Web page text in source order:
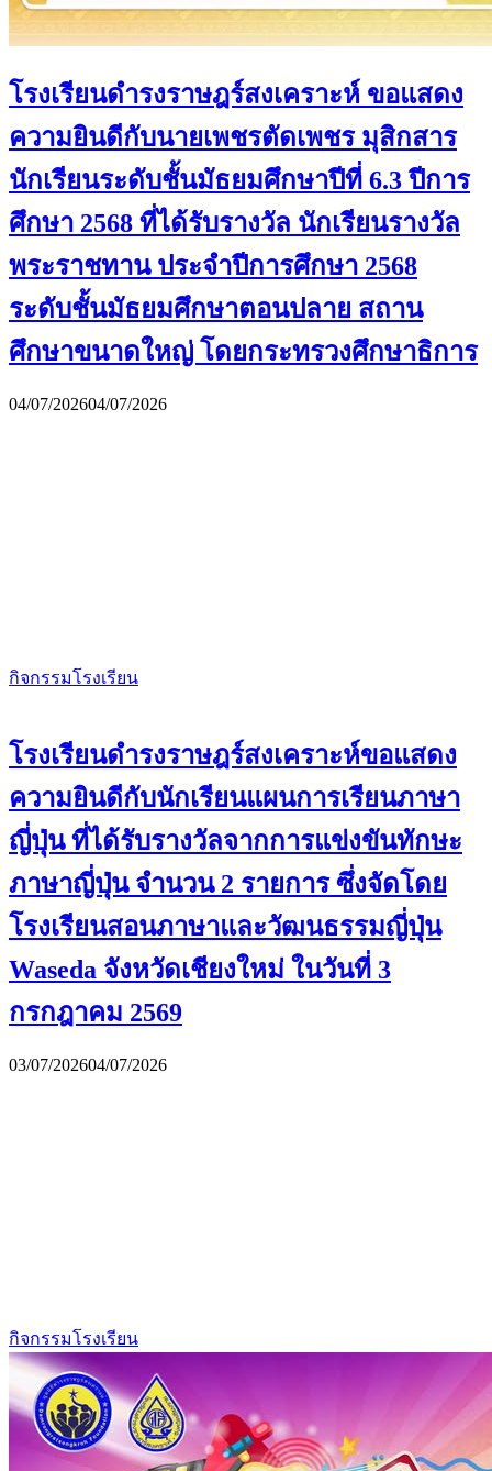
โรงเรียนดำรงราษฎร์สงเคราะห์ ขอแสดง
ความยินดีกับนายเพชรตัดเพชร มุสิกสาร
นักเรียนระดับชั้นมัธยมศึกษาปีที่ 6.3 ปีการ
ศึกษา 2568 ที่ได้รับรางวัล นักเรียนรางวัล
พระราชทาน ประจำปีการศึกษา 2568
ระดับชั้นมัธยมศึกษาตอนปลาย สถาน
ศึกษาขนาดใหญ่ โดยกระทรวงศึกษาธิการ
04/07/202604/07/2026
กิจกรรมโรงเรียน
โรงเรียนดำรงราษฎร์สงเคราะห์ขอแสดง
ความยินดีกับนักเรียนแผนการเรียนภาษา
ญี่ปุ่น ที่ได้รับรางวัลจากการแข่งขันทักษะ
ภาษาญี่ปุ่น จำนวน 2 รายการ ซึ่งจัดโดย
โรงเรียนสอนภาษาและวัฒนธรรมญี่ปุ่น
Waseda จังหวัดเชียงใหม่ ในวันที่ 3
กรกฎาคม 2569
03/07/202604/07/2026
กิจกรรมโรงเรียน